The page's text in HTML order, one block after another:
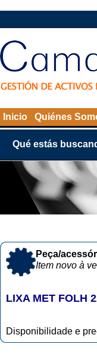
Inicio Quiénes
Qué estás
Peça/
Item novo à
LIXA MET FOLH
Disponibilidade e